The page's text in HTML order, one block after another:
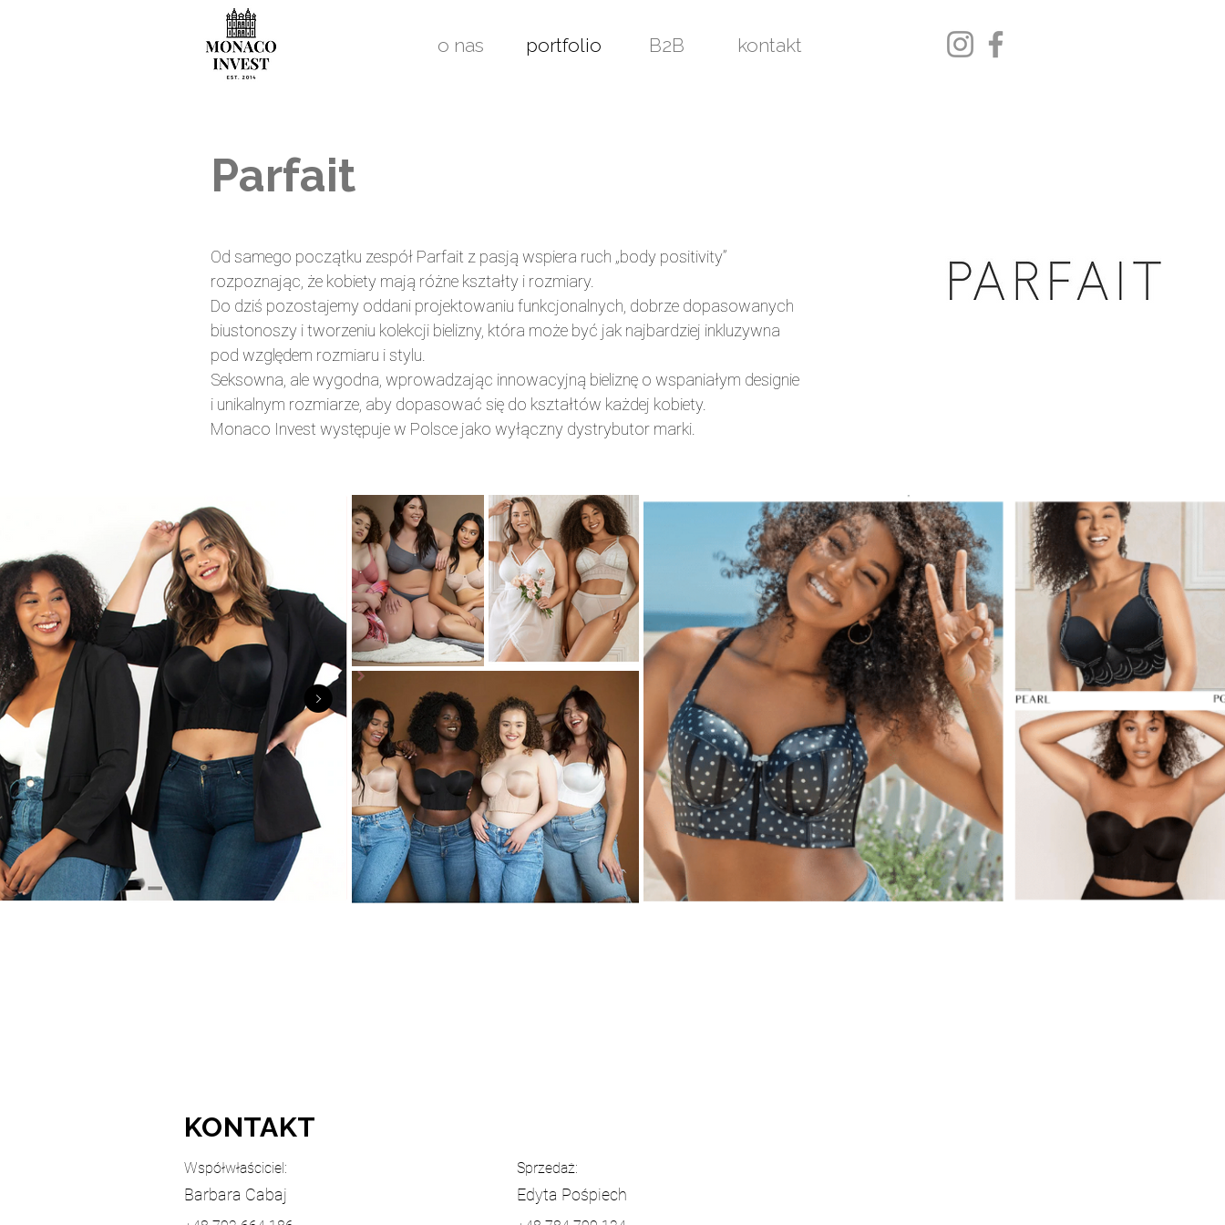
o nas portfolio B2B kontakt
Parfait
Od samego początku zespół Parfait z pasją wspiera ruch „body positivity”
rozpoznając, że kobiety mają różne kształty i rozmiary.
Do dziś pozostajemy oddani projektowaniu funkcjonalnych, dobrze dopasowanych
biustonoszy i tworzeniu kolekcji bielizny, która może być jak najbardziej inkluzywna
pod względem rozmiaru i stylu.
Seksowna, ale wygodna, wprowadzając innowacyjną bieliznę o wspaniałym designie
i unikalnym rozmiarze, aby dopasować się do kształtów każdej kobiety.
Monaco Invest występuje w Polsce jako wyłączny dystrybutor marki.
KONTAKT
Współwłaściciel: Sprzedaż:
Barbara Cabaj Edyta Pośpiech